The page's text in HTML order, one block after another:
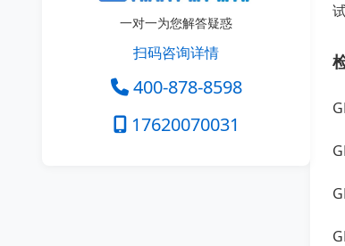
一对一为您解答疑惑
扫码咨询详情
400-878-8598
17620070031